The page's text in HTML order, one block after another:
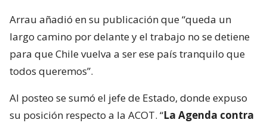
Arrau añadió en su publicación que “queda un
largo camino por delante y el trabajo no se detiene
para que Chile vuelva a ser ese país tranquilo que
todos queremos”.
Al posteo se sumó el jefe de Estado, donde expuso
su posición respecto a la ACOT. “La Agenda contra